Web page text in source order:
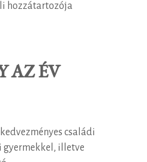
hozzátartozója
AZ ÉV
családi
gyermekkel, illetve